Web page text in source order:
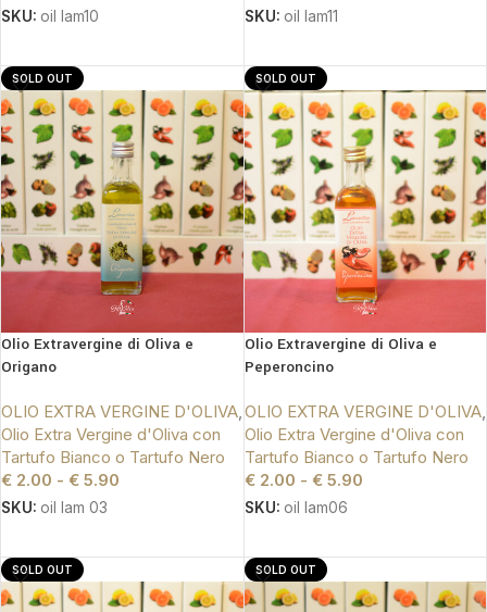
SKU: oil lam10 SKU: oil lam11
SOLD OUT
Olio Extravergine di Oliva e
Origano
OLIO EXTRA VERGINE D'OLIVA
Olio Extra Vergine d'Oliva con
Tartufo Bianco o Tartufo Nero
€ 2.00 - € 5.90
SKU: oil lam 03
SOLD OUT
Olio Extravergine di Oliva e
Peperoncino
OLIO EXTRA VERGINE D'OLIVA,
Olio Extra Vergine d'Oliva con
Tartufo Bianco o Tartufo Nero
€2.00 - €5.90
SKU: oil lam06
SOLD OUT SOLD OUT